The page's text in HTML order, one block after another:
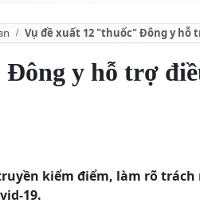
Vụ đề xuất 12 "thuốc" Đông y hỗ
y hỗ trợ
kiểm điểm, làm rõ
19.